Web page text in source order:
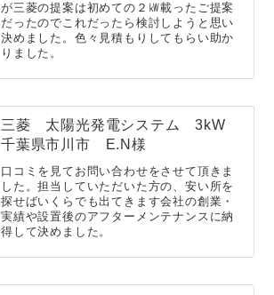
が三菱の提案は初めての２㎾載ったご提案
だったのでこれだったら検討しようと思い
決めました。色々見積もりしてもらい助か
りました。
三菱 太陽光発電システム 3kW
千葉県市川市 E.N様
口コミを見てお問い合わせをさせて頂きま
した。担当していただいた方の、安い所を
探せばいくらでも出てきます会社の創業・
実績や設置後のアフターメンテナンスに納
得して決めました。